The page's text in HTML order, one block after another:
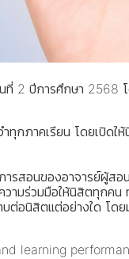
2 ปีการศึกษา 2568 โ
าคเรียน โดยเปิดให้นิ
สอนของอาจารย์ผู้ส
มร่วมมือให้นิสิตทุกคน
ต่อนิสิตแต่อย่างใด โด
learning